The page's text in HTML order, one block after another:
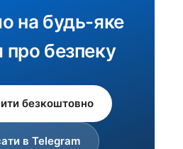
на будь-яке
про безпеку
безкоштовно
в Telegram